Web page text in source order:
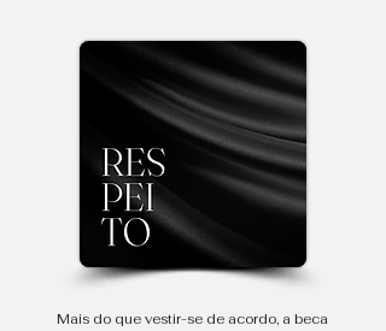
Mais do que vestir-se de acordo, a beca